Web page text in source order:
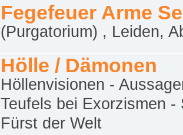
Fegefeuer Arme
(Purgatorium) , Leiden,
Hölle / Dämonen
Höllenvisionen -
Teufels bei Exorzismen -
Fürst der Welt